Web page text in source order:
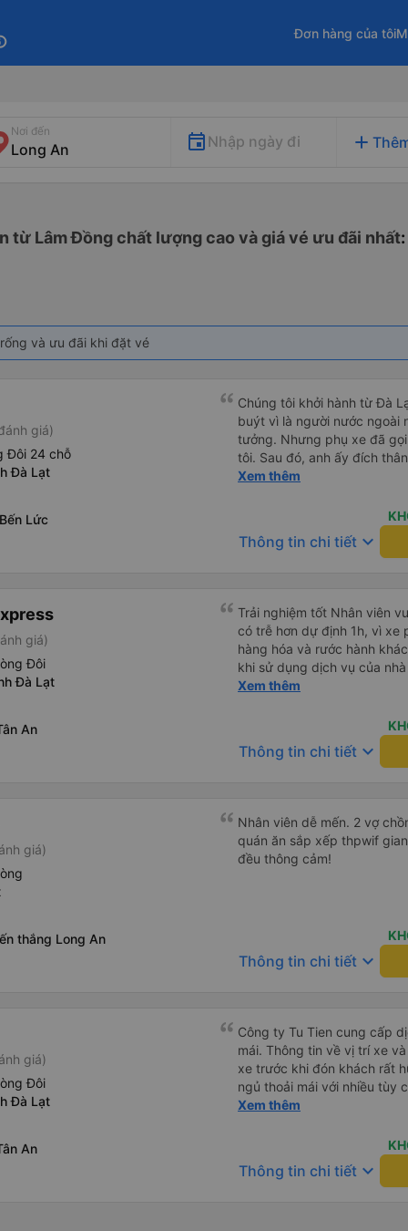
Đơn hàng của tôi
Nơi đến
Nhập ngày đi add
từ Lâm Đồng chất lượng cao và giá vé ưu đãi nhất
và ưu đãi khi đặt vé
giá)
Đôi 24 chỗ
Đà Lạt
Lức
Chúng tôi khởi hành từ Đà
buýt vì là người nước ngoài
tưởng. Nhưng phụ xe đã
tôi. Sau đó, anh ấy đích
tiên đi xe giường nằm với
uống. Tôi rất ngạc nhiên
Thơ và mọi người xuống
thức chúng tôi dậy và đảm
Xem thêm
Thông tin chi tiết keyboard_arrow_down
giá)
Đôi
Đà Lạt
An
Trải nghiệm tốt Nhân viên
có trễ hơn dự định 1h, vì xe
hàng hóa và rước hành
khi sử dụng dịch vụ của
thiệu cho người thân sử
Xem thêm
Thông tin chi tiết keyboard_arrow_down
giá)
thắng Long An
Nhân viên dễ mến. 2 vợ
quán ăn sắp xếp thpwif
đều thông cảm!
Thông tin chi tiết keyboard_arrow_down
giá)
Đôi
Đà Lạt
An
Công ty Tu Tien cung cấp
mái. Thông tin về vị trí xe
xe trước khi đón khách rất
ngủ thoải mái với nhiều tùy
USB được đặt ở vị trí thuận
Xem thêm
Thông tin chi tiết keyboard_arrow_down